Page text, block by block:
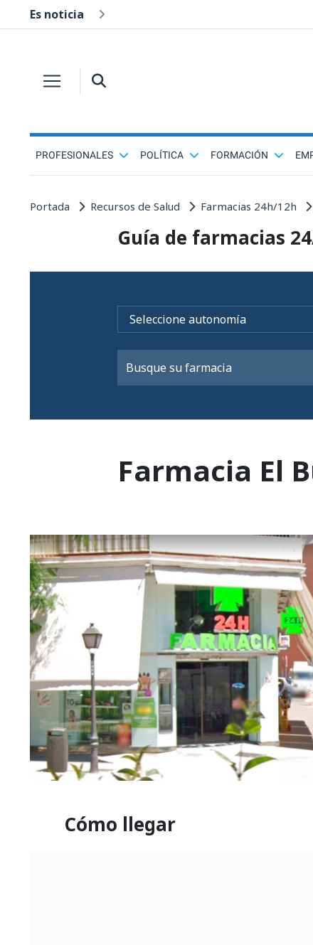
Es noticia
PROFESIONALES POLÍTICA FORMACIÓN
Portada Recursos de Salud Farmacias 24h/12h
Guía de farmacias
Farmacia El
Cómo llegar